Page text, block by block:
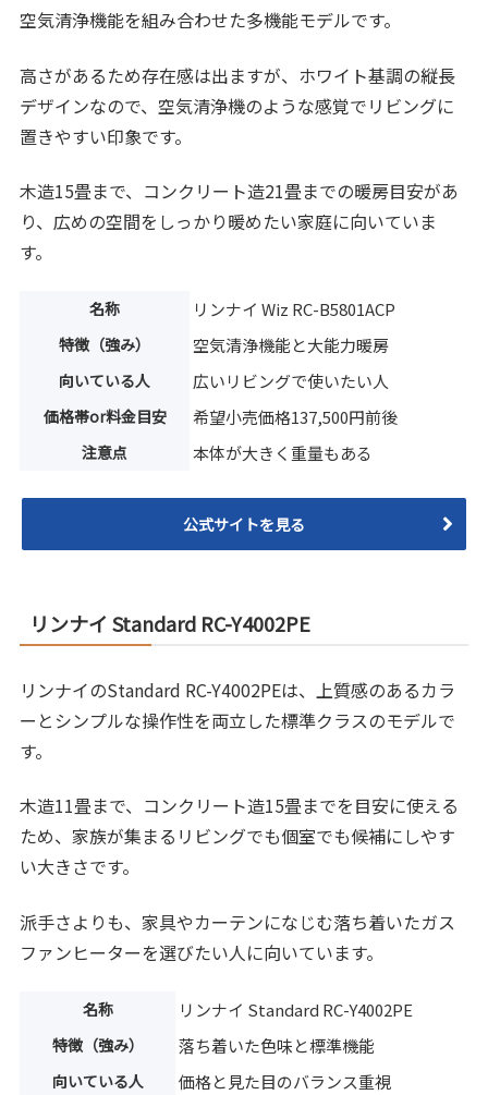
空気清浄機能を組み合わせた多機能モデルです。
高さがあるため存在感は出ますが、ホワイト基調の縦長
デザインなので、空気清浄機のような感覚でリビングに
置きやすい印象です。
木造15畳まで、コンクリート造21畳までの暖房目安があ
り、広めの空間をしっかり暖めたい家庭に向いていま
す。
名称 リンナイ Wiz RC-B5801ACP
特徴（強み） 空気清浄機能と大能力暖房
向いている人 広いリビングで使いたい人
価格帯or料金目安 希望小売価格137,500円前後
注意点 本体が大きく重量もある
公式サイトを見る
リンナイ Standard RC-Y4002PE
リンナイのStandard RC-Y4002PEは、上質感のあるカラ
ーとシンプルな操作性を両立した標準クラスのモデルで
す。
木造11畳まで、コンクリート造15畳までを目安に使える
ため、家族が集まるリビングでも個室でも候補にしやす
い大きさです。
派手さよりも、家具やカーテンになじむ落ち着いたガス
ファンヒーターを選びたい人に向いています。
名称 リンナイ Standard RC-Y4002PE
特徴（強み） 落ち着いた色味と標準機能
向いている人 価格と見た目のバランス重視